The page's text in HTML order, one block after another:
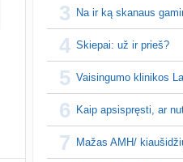
sukurta Spindulėlė1 prieš 3 d.
Kaip apsispręsti, ar
atnaujinta
atnaujinta RutaReads prieš 4 d.
3 Na ir ką skanaus
4 Skiepai: už ir prieš?
5 Vaisingumo klinikos
6 Kaip apsispręsti, ar
7 Mažas AMH/